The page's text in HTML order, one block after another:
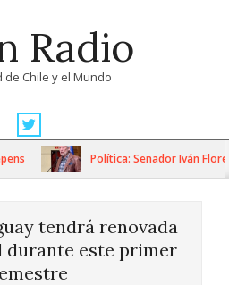
Radio
de Chile y el Mundo
Política: Senador Iván Flores
tendrá renovada
durante este primer